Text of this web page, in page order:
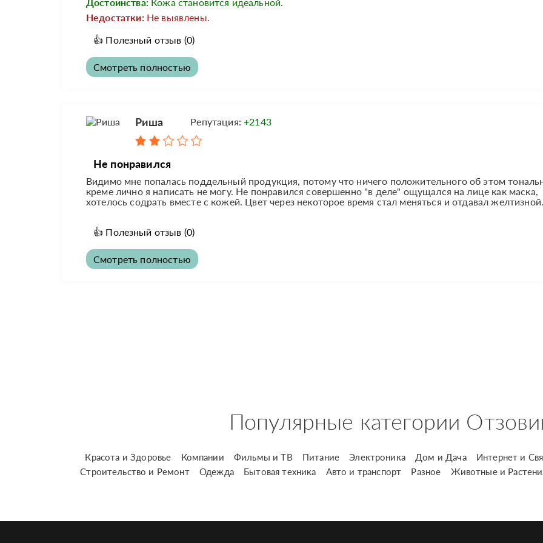
Достоинства: Кожа становится идеальной.
Недостатки: Не выявлены.
👍 Полезный отзыв (0)
Смотреть полностью
Риша Репутация:+2143
Не понравился
Видимо мне попалась поддельный продукция, потому что ничего положительного об этом
креме лично я написать не могу. Не понравился совершенно "в деле" ощущался на лице как маска,
хотелось содрать вместе с кожей. Цвет через некоторое время стал меняться и отдавал желтизной.
👍 Полезный отзыв (0)
Смотреть полностью
Популярные категории
Красота и Здоровье Компании Фильмы и ТВ Питание Электроника Дом и Дача Интернет и
Строительство и Ремонт
Одежда Бытовая техника Авто и транспорт Разное Животные и